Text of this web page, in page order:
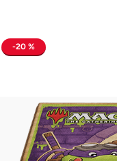
20 %